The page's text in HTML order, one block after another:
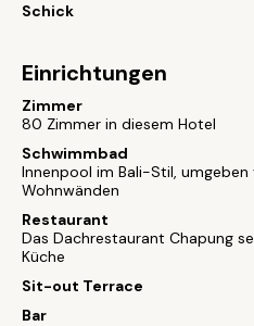
Schick
Einrichtungen
Zimmer
80 Zimmer in diesem Hotel
Schwimmbad
Innenpool im Bali-Stil,
Wohnwänden
Restaurant
Das Dachrestaurant Chapung
Küche
Sit-out Terrace
Bar